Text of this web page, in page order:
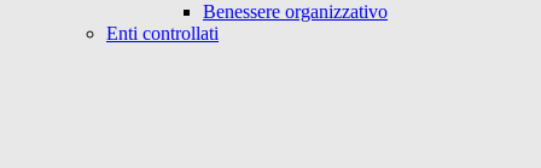
Benessere organizzativo
Enti controllati